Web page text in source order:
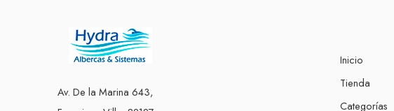
Av. De la Marina 643,
Inicio
Tienda
Categorías